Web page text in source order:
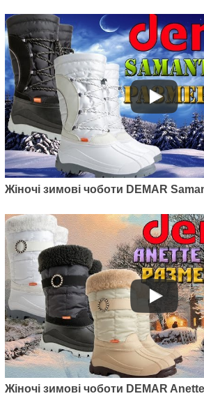
Жіночі зимові чоботи DEMAR
Жіночі зимові чоботи DEMAR